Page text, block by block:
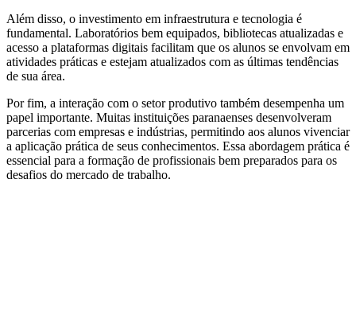
Além disso, o investimento em infraestrutura e tecnologia é
fundamental. Laboratórios bem equipados, bibliotecas atualizadas e
acesso a plataformas digitais facilitam que os alunos se envolvam em
atividades práticas e estejam atualizados com as últimas tendências
de sua área.
Por fim, a interação com o setor produtivo também desempenha um
papel importante. Muitas instituições paranaenses desenvolveram
parcerias com empresas e indústrias, permitindo aos alunos vivenciar
a aplicação prática de seus conhecimentos. Essa abordagem prática é
essencial para a formação de profissionais bem preparados para os
desafios do mercado de trabalho.